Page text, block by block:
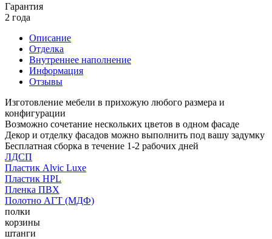
Гарантия
2 года
Описание
Отделка
Внутреннее наполнение
Информация
Отзывы
Изготовление мебели в прихожую любого размера и
конфигурации
Возможно сочетание нескольких цветов в одном фасаде
Декор и отделку фасадов можно выполнить под вашу задумку
Бесплатная сборка в течение 1-2 рабочих дней
ЛДСП
Пластик Alvic Luxe
Пластик HPL
Пленка ПВХ
Полотно АГТ (МДФ)
полки
корзины
штанги